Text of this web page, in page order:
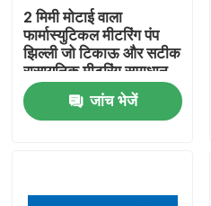
2 मिमी मोटाई वाला
फार्मास्युटिकल मीटरिंग पंप
झिल्ली जो टिकाऊ और सटीक
रासायनिक मीटरिंग समाधान
प्रदान करता है
जांच भेजें